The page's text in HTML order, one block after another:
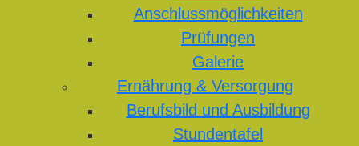
Anschlussmöglichkeiten
Prüfungen
Galerie
Ernährung & Versorgung
Berufsbild und Ausbildung
Stundentafel